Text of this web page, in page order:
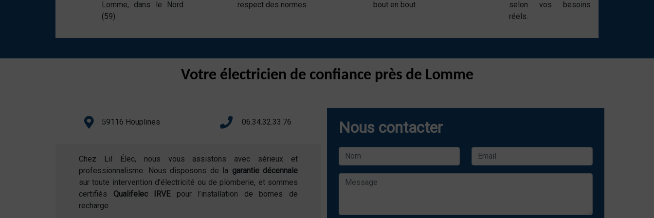
Lomme, dans le Nord
(59).
respect des normes.
bout en bout.
selon vos besoins
réels.
Votre électricien de confiance près de Lomme
59116 Houplines 06.34.32.33.76
Chez Lil Élec, nous vous assistons avec sérieux et
professionnalisme. Nous disposons de la garantie décennale
sur toute intervention d’électricité ou de plomberie, et sommes
certifiés Qualifelec IRVEpour l’installation de bornes de
recharge.
Nous contacter